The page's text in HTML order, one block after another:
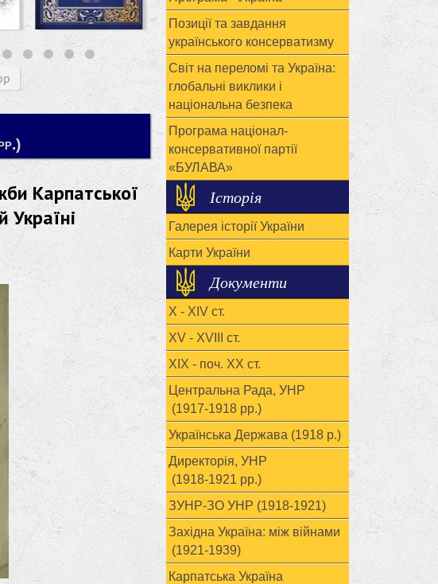
Карпатської
Україні
Позиції та завдання
українського консерватизму
Світ на переломі та Україна:
глобальні виклики і
національна безпека
Програма націонал-
консервативної партії
«БУЛАВА»
Історія
Галерея історії України
Карти України
Документи
X - XIV ст.
XV - XVIII ст.
ХІХ - поч. ХХ ст.
Центральна Рада, УНР
(1917-1918 рр.)
Українська Держава (1918 р.)
Директорія, УНР
(1918-1921 рр.)
ЗУНР-ЗО УНР (1918-1921)
Західна Україна: між війнами
(1921-1939)
Карпатська Україна